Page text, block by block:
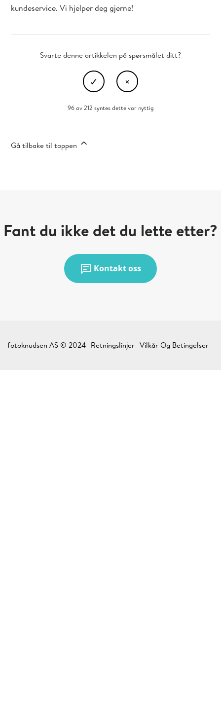
kundeservice. Vi hjelper deg gjerne!
Svarte denne artikkelen på spørsmålet ditt?
96 av 212 syntes dette var nyttig
Gå tilbake til toppen
Fant du ikke det du lette etter?
chat Kontakt oss
fotoknudsen AS © 2024 Retningslinjer Vilkår Og Betingelser